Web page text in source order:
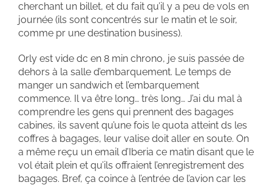
cherchant un billet, et du fait qu’il y a peu de vols en
journée (ils sont concentrés sur le matin et le soir,
comme pr une destination business).
Orly est vide dc en 8 min chrono, je suis passée de
dehors à la salle d’embarquement. Le temps de
manger un sandwich et l’embarquement
commence. Il va être long… très long… J’ai du mal à
comprendre les gens qui prennent des bagages
cabines, ils savent qu’une fois le quota atteint ds les
coffres à bagages, leur valise doit aller en soute. On
a même reçu un email d’Iberia ce matin disant que le
vol était plein et qu’ils offraient l’enregistrement des
bagages. Bref, ça coince à l’entrée de l’avion car les